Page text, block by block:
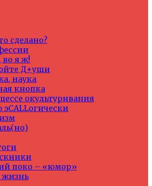
сделано?
во я ж!
Д+уши
наука
кнопка
окультуривания
эCALLогически
поко – «юмор»